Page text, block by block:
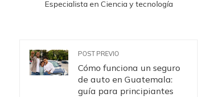
Especialista en Ciencia y tecnología
POST PREVIO
Cómo funciona un seguro
de auto en Guatemala:
guía para principiantes